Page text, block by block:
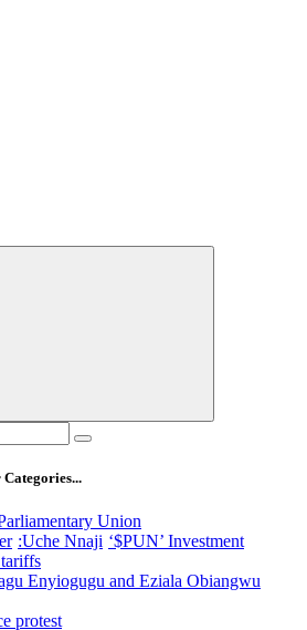
Union
:Uche Nnaji ‘$PUN’ Investment
tariffs
Enyiogugu and Eziala Obiangwu
protest